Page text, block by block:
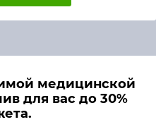
медицинской
для вас до 30%